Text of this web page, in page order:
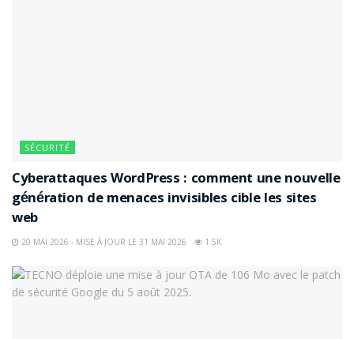
SÉCURITÉ
Cyberattaques WordPress : comment une nouvelle
génération de menaces invisibles cible les sites
web
20 MAI 2026 - MISE À JOUR LE 31 MAI 2026 1.5K